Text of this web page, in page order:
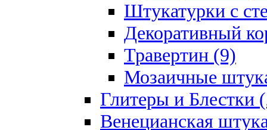
Штукатурки с
Декоративный
Травертин (9)
Мозаичные
Глитеры и Блестки
Венецианская